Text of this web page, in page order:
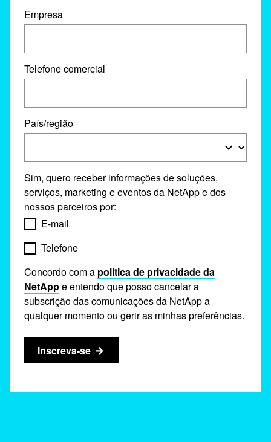
Empresa
Telefone comercial
País/região
Sim, quero receber informações de soluções,
serviços, marketing e eventos da NetApp e dos
nossos parceiros por:
E-mail
Telefone
Concordo com a política de privacidade da
NetAppe entendo que posso cancelar a
subscrição das comunicações da NetApp a
qualquer momento ou gerir as minhas preferências.
Inscreva-se